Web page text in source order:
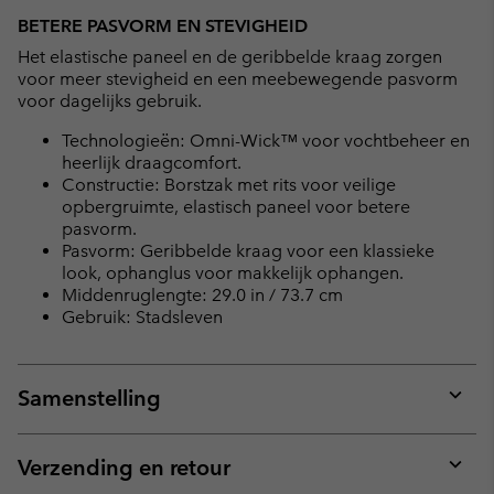
BETERE PASVORM EN STEVIGHEID
Het elastische paneel en de geribbelde kraag zorgen
voor meer stevigheid en een meebewegende pasvorm
voor dagelijks gebruik.
Technologieën: Omni-Wick™ voor vochtbeheer en
heerlijk draagcomfort.
Constructie: Borstzak met rits voor veilige
opbergruimte, elastisch paneel voor betere
pasvorm.
Pasvorm: Geribbelde kraag voor een klassieke
look, ophanglus voor makkelijk ophangen.
Middenruglengte: 29.0 in / 73.7 cm
Gebruik: Stadsleven
Samenstelling
or
Verzending en retour